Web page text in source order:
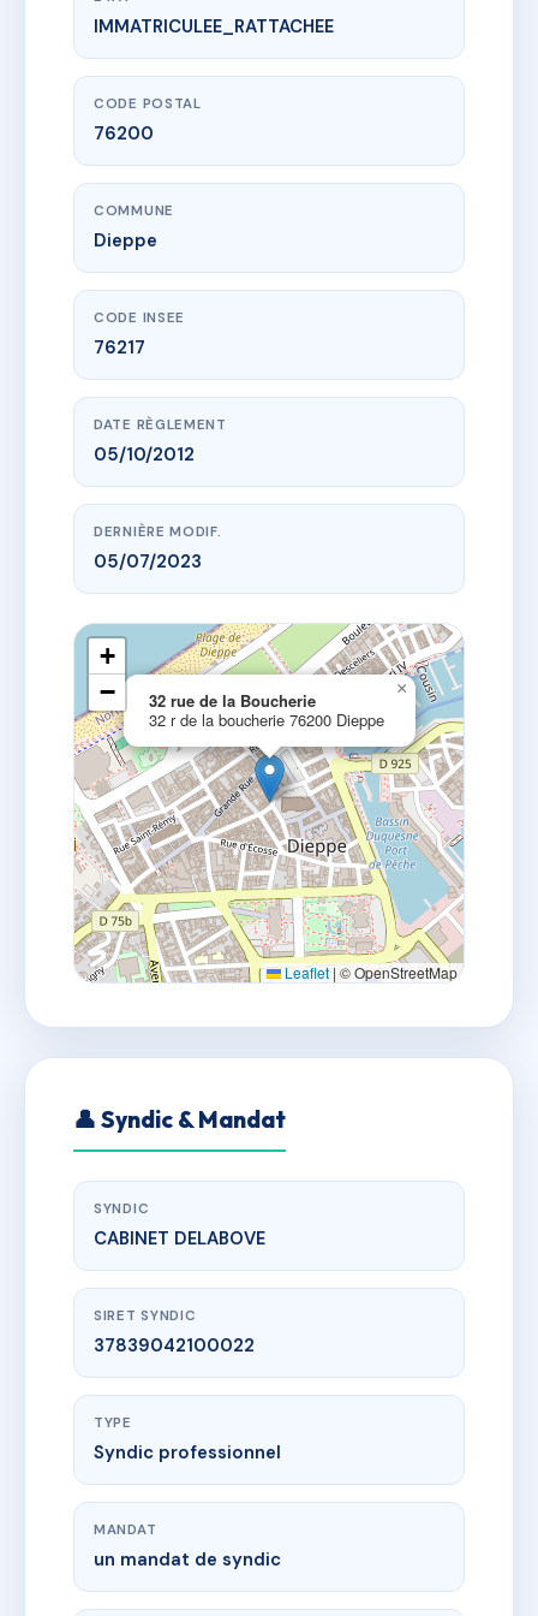
www.vme.plus/AI1602598
32 rue de la Boucherie
32 r de la boucherie
IMMATRICULEE_RATTACHEE
CODE POSTAL
76200
COMMUNE
Dieppe
CODE INSEE
76217
DATE RÈGLEMENT
05/10/2012
DERNIÈRE MODIF.
05/07/2023
32 rue de la Boucherie
32 r de la boucherie 76200 Dieppe
×
+
−
Leaflet | © OpenStreetMap
👤 Syndic & Mandat
SYNDIC
CABINET DELABOVE
SIRET SYNDIC
37839042100022
TYPE
Syndic professionnel
MANDAT
un mandat de syndic